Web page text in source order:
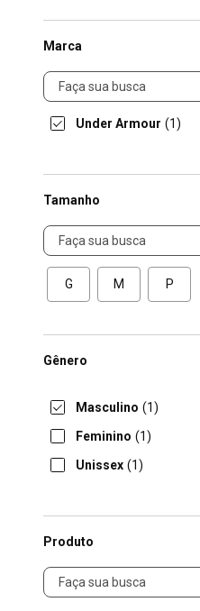
Marca
Marca
Under Armour (1)
Tamanho
Tamanho
G M P
Gênero
Masculino (1)
Feminino (1)
Unissex (1)
Produto
Produto